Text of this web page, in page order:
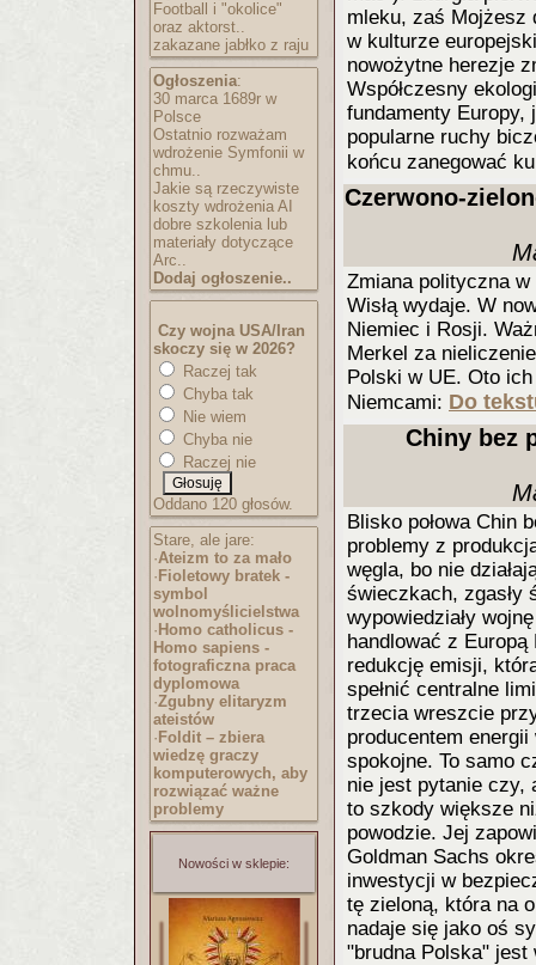
Football i "okolice"
oraz aktorst..
zakazane jabłko z raju
Ogłoszenia:
30 marca 1689r w
Polsce
Ostatnio rozważam
wdrożenie Symfonii w
chmu..
Jakie są rzeczywiste
koszty wdrożenia AI
dobre szkolenia lub
materiały dotyczące
Arc..
Dodaj ogłoszenie..
Czy wojna USA/Iran
skoczy się w 2026?
Raczej tak
Chyba tak
Nie wiem
Chyba nie
Raczej nie
Oddano 120 głosów.
Stare, ale jare:
·Ateizm to za mało
· Fioletowy bratek -
symbol
wolnomyślicielstwa
· Homo catholicus -
Homo sapiens -
fotograficzna praca
dyplomowa
·Zgubny elitaryzm
ateistów
· Foldit – zbiera
wiedzę graczy
komputerowych, aby
rozwiązać ważne
problemy
Nowości w sklepie:
mleku, zaś Mojżesz
w kulturze
nowożytne herezje
Współczesny
fundamenty Europy,
popularne ruchy
końcu zanegować
Czerwono-
Zmiana polityczna
Wisłą wydaje. W
Niemiec i Rosji.
Merkel za
Polski w UE. Oto
Niemcami: Do
Chiny bez
Blisko połowa Chin
problemy z
węgla, bo nie
świeczkach, zgasły
wypowiedziały
handlować z Europą
redukcję emisji,
spełnić centralne
trzecia wreszcie
producentem
spokojne. To samo
nie jest pytanie czy,
to szkody większe
powodzie. Jej
Goldman Sachs
inwestycji w
tę zieloną, która na
nadaje się jako oś
"brudna Polska" jest